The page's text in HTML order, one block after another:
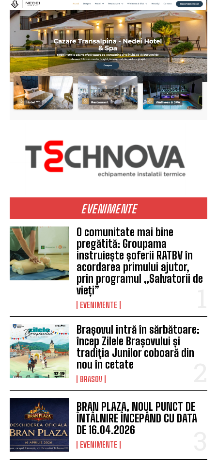
EVENIMENTE
O comunitate mai bine
pregătită: Groupama
instruiește șoferii RATBV în
acordarea primului ajutor,
prin programul „Salvatorii de
vieți”
EVENIMENTE
Brașovul intră în sărbătoare:
încep Zilele Brașovului și
tradiția Junilor coboară din
nou în cetate
BRASOV
BRAN PLAZA, NOUL PUNCT DE
ÎNTÂLNIRE ÎNCEPÂND CU DATA
DE 16.04.2026
EVENIMENTE